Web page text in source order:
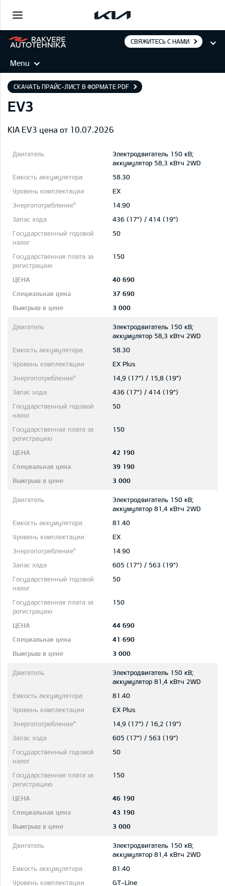
СВЯЖИТЕСЬ С НАМИ
Menu
СКАЧАТЬ ПРАЙС-ЛИСТ В ФОРМАТЕ PDF
EV3
KIA EV3 цена от 10.07.2026
Электродвигатель 150 кВ;
aккумулятор 58,3 кВтч 2WD
58.30
EX
14.90
436 (17") / 414 (19")
50
150
40 690
37 690
3 000
Электродвигатель 150 кВ;
aккумулятор 58,3 кВтч 2WD
58.30
EX Plus
14,9 (17") / 15,8 (19")
436 (17") / 414 (19")
50
150
42 190
39 190
3 000
Электродвигатель 150 кВ;
aккумулятор 81,4 кВтч 2WD
81.40
EX
14.90
605 (17") / 563 (19")
50
150
44 690
41 690
3 000
Электродвигатель 150 кВ;
aккумулятор 81,4 кВтч 2WD
81.40
EX Plus
14,9 (17") / 16,2 (19")
605 (17") / 563 (19")
50
150
46 190
43 190
3 000
Электродвигатель 150 кВ;
aккумулятор 81,4 кВтч 2WD
81.40
GT-Line